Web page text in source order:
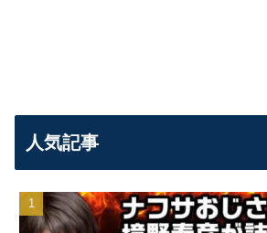
人気記事